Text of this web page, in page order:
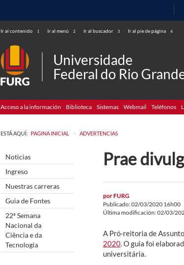
Ir al contenido 1 Ir al menú 2 Ir al buscador 3 Ir al pie de página 4
Universidade
Federal do Rio
Acceso a la información Biblioteca Sistemas Webmail Teléfonos
ESTÁ AQUÍ: PAGINA INICIAL > ADVERTENCIAS
Noticias
Ingreso
Nuestras carreras
Guia de Fontes
22ª Semana
Nacional da
Ciência e da
Tecnologia
Prae
por FURG
Publicado: 02/03/2020 16h00
Última modificación: 02/03/
A Pró-reitoria de
2020 . O guia foi
universitária.